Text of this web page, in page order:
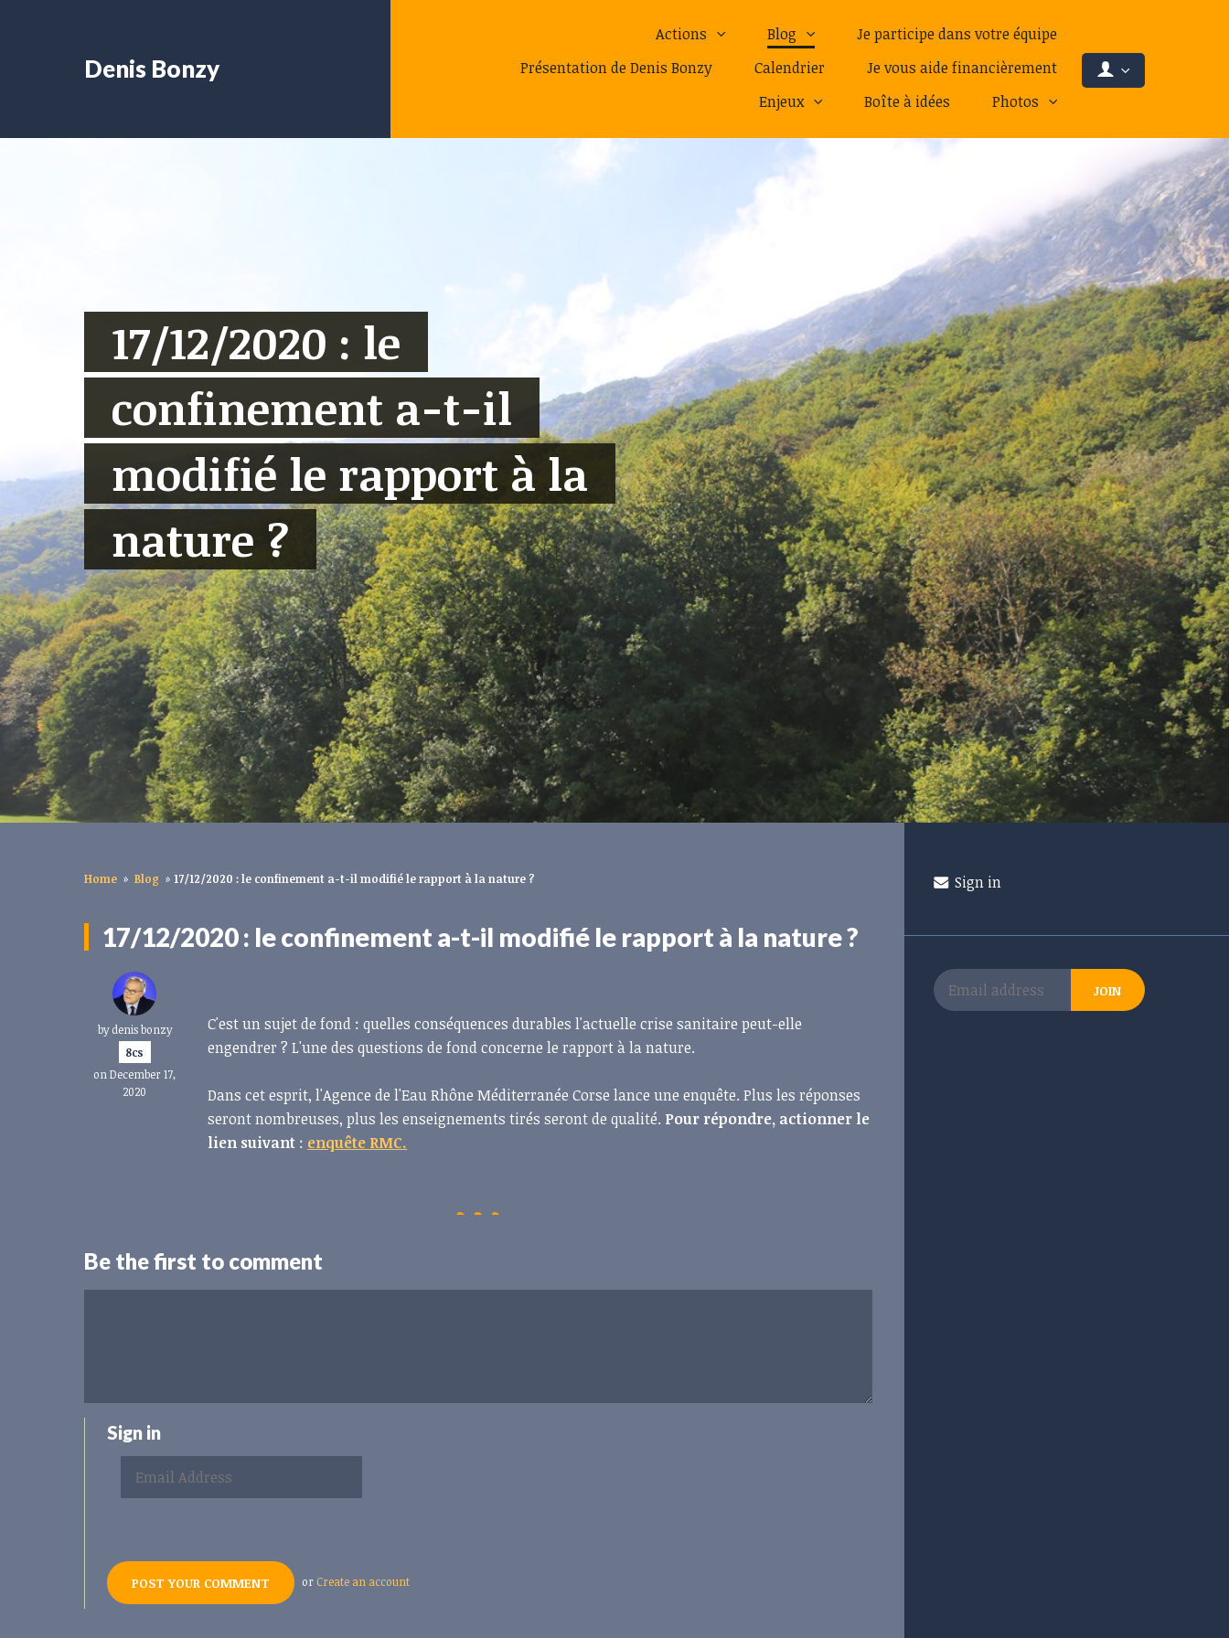
Actions Blog
Je participe dans votre équipe
Présentation de Denis Bonzy
Calendrier
Je vous aide financièrement
Enjeux
Boîte à idées Photos
Denis Bonzy
17/12/2020 : le
confinement a-t-il
modifié le rapport à la
nature ?
Home » Blog » 17/12/2020 : le confinement a-t-il modifié le rapport à la nature ?
17/12/2020 : le confinement a-t-il modifié le rapport à la nature ?
bydenis bonzy
8cs
on December 17,
2020
C'est un sujet de fond : quelles conséquences durables l'actuelle crise sanitaire peut-elle
engendrer ? L'une des questions de fond concerne le rapport à la nature.
Dans cet esprit, l'Agence de l'Eau Rhône Méditerranée Corse lance une enquête. Plus les réponses
seront nombreuses, plus les enseignements tirés seront de qualité. Pour répondre, actionner le
lien suivant : enquête RMC.
Be the first to comment
Sign in
or Create an account
Sign in